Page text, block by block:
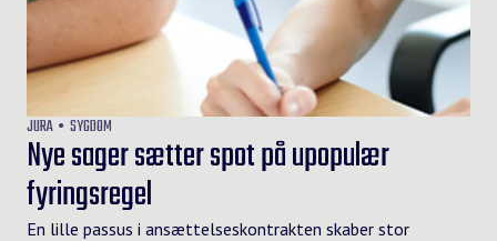
JURA SYGDOM
Nye sager sætter spot på upopulær
fyringsregel
En lille passus i ansættelseskontrakten skaber stor